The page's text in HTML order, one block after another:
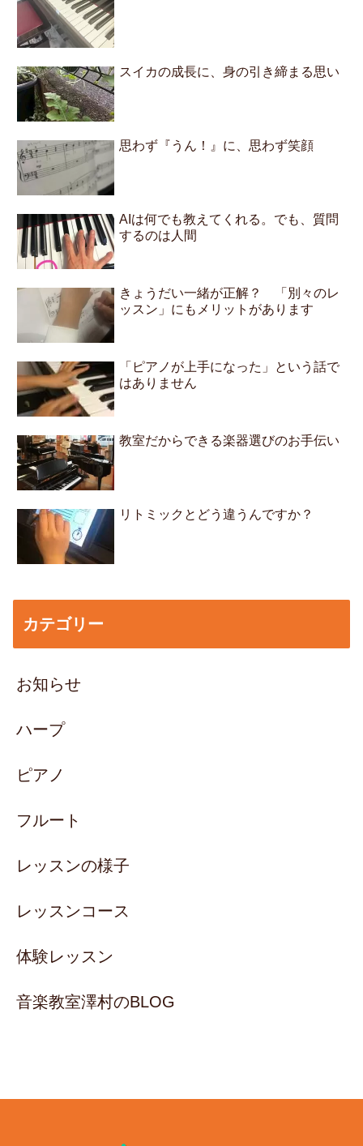
スイカの成長に、身の引き締まる思い
思わず『うん！』に、思わず笑顔
AIは何でも教えてくれる。でも、質問
するのは人間
きょうだい一緒が正解？ 「別々のレ
ッスン」にもメリットがあります
「ピアノが上手になった」という話で
はありません
教室だからできる楽器選びのお手伝い
リトミックとどう違うんですか？
カテゴリー
お知らせ
ハープ
ピアノ
フルート
レッスンの様子
レッスンコース
体験レッスン
音楽教室澤村のBLOG